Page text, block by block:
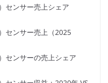
センサー売上シェア
センサー売上（2025
センサーの売上シェア